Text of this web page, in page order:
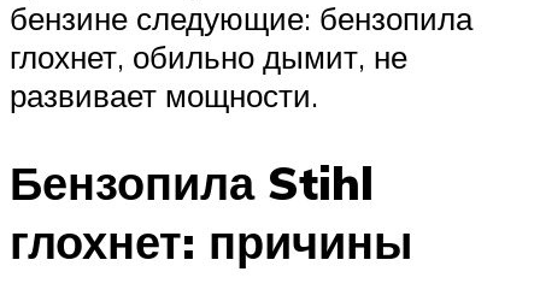
бензине следующие: бензопила
глохнет, обильно дымит, не
развивает мощности.
Бензопила Stihl
глохнет: причины